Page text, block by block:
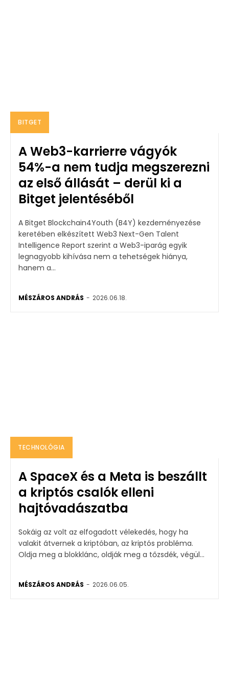
BITGET
A Web3-karrierre vágyók
54%-a nem tudja megszerezni
az első állását – derül ki a
Bitget jelentéséből
A Bitget Blockchain4Youth (B4Y) kezdeményezése
keretében elkészített Web3 Next-Gen Talent
Intelligence Report szerint a Web3-iparág egyik
legnagyobb kihívása nem a tehetségek hiánya,
hanem a...
MÉSZÁROS ANDRÁS - 2026.06.18.
TECHNOLÓGIA
A SpaceX és a Meta is beszállt
a kriptós csalók elleni
hajtóvadászatba
Sokáig az volt az elfogadott vélekedés, hogy ha
valakit átvernek a kriptóban, az kriptós probléma.
Oldja meg a blokklánc, oldják meg a tőzsdék, végül...
MÉSZÁROS ANDRÁS - 2026.06.05.